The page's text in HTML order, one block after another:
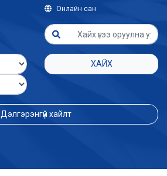
Онлайн сан
ХАЙХ
Дэлгэрэнгүй хайлт